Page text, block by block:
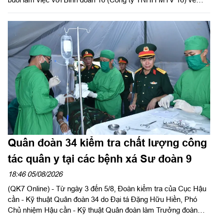
doanh nghiệp.
Quân đoàn 34 kiểm tra chất lượng công
tác quân y tại các bệnh xá Sư đoàn 9
18:46 05/08/2026
(QK7 Online) - Từ ngày 3 đến 5/8, Đoàn kiểm tra của Cục Hậu
cần - Kỹ thuật Quân đoàn 34 do Đại tá Đặng Hữu Hiền, Phó
Chủ nhiệm Hậu cần - Kỹ thuật Quân đoàn làm Trưởng đoàn